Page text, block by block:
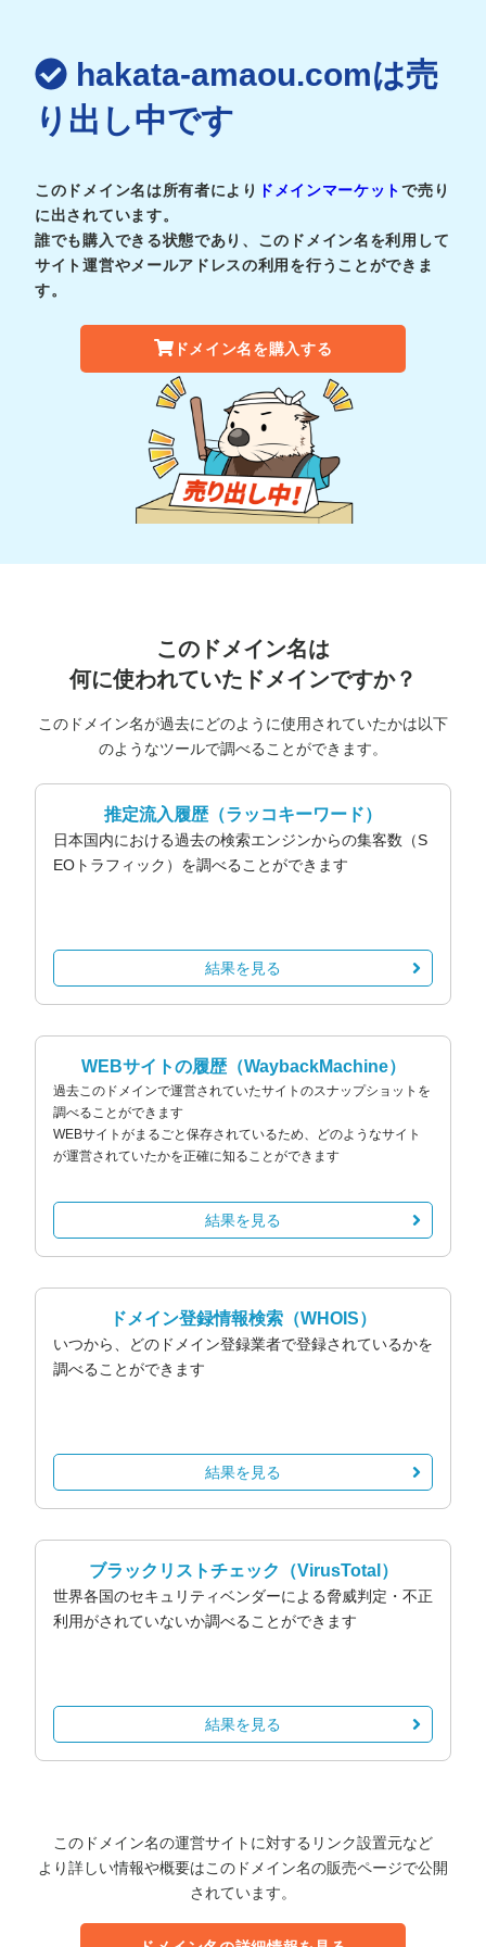
hakata-amaou.comは売
り出し中です
このドメイン名は所有者により ドメインマーケットで売り
に出されています。
誰でも購入できる状態であり、このドメイン名を利用して
サイト運営やメールアドレスの利用を行うことができま
す。
ドメイン名を購入する
このドメイン名は
何に使われていたドメインですか？
このドメイン名が過去にどのように使用されていたかは以下
のようなツールで調べることができます。
推定流入履歴（ラッコキーワード）
日本国内における過去の検索エンジンからの集客数（S
EOトラフィック）を調べることができます
結果を見る
WEBサイトの履歴（WaybackMachine）
過去このドメインで運営されていたサイトのスナップショットを
調べることができます
WEBサイトがまるごと保存されているため、どのようなサイト
が運営されていたかを正確に知ることができます
結果を見る
ドメイン登録情報検索 （WHOIS）
いつから、どのドメイン登録業者で登録されているかを
調べることができます
結果を見る
ブラックリストチェック （VirusTotal）
世界各国のセキュリティベンダーによる脅威判定・不正
利用がされていないか調べることができます
結果を見る
このドメイン名の運営サイトに対するリンク設置元など
より詳しい情報や概要はこのドメイン名の販売ページで公開
されています。